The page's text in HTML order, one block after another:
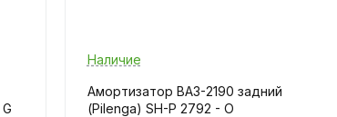
Наличие
Амортизатор ВАЗ-2190 задний
(Pilenga) SH-P 2792 - O